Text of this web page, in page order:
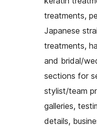
treatments,
Japanese
treatments,
and bridal/
sections for
stylist/team
galleries,
details,